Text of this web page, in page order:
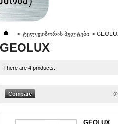
> ტელევიზორის პულტები >
GEOLUX
There are 4 products.
GEOLUX